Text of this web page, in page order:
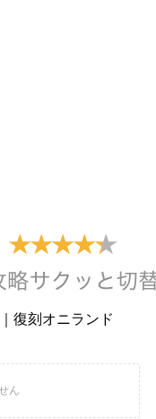
復刻オニランド